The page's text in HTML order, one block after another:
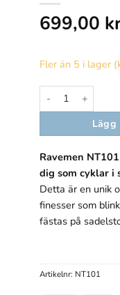
699,00
Fler än 5 i lager
Ravemen NT101
Ravemen
dig som cyklar i
Detta är en unik
finesser som
fästas på
Artikelnr: NT101
kunna
hemsidans
funktionalitet
uppbyggnad,
baserat på
hur hemsidan
används.
Upplevelse
prestera så